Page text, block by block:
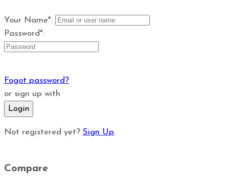
Your Name*:
Password*:
Fogot password?
or sign up with
Login
Not registered yet? Sign Up.
Compare